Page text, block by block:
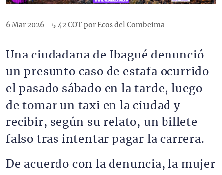
6 Mar 2026 - 5:42 COT por Ecos del Combeima
Una ciudadana de Ibagué denunció
un presunto caso de estafa ocurrido
el pasado sábado en la tarde, luego
de tomar un taxi en la ciudad y
recibir, según su relato, un billete
falso tras intentar pagar la carrera.
De acuerdo con la denuncia, la mujer